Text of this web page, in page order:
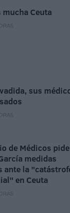
mucha Ceuta
sus
de Médicos
medidas
ante la
en Ceuta